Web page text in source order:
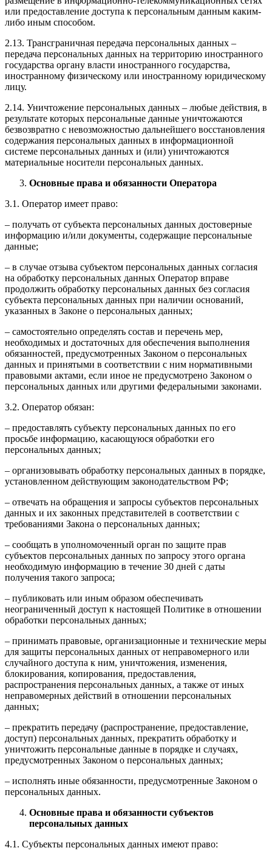
или предоставление доступа к персональным данным каким-
либо иным способом.
2.13. Трансграничная передача персональных данных –
передача персональных данных на территорию иностранного
государства органу власти иностранного государства,
иностранному физическому или иностранному юридическому
лицу.
2.14. Уничтожение персональных данных – любые действия, в
результате которых персональные данные уничтожаются
безвозвратно с невозможностью дальнейшего восстановления
содержания персональных данных в информационной
системе персональных данных и (или) уничтожаются
материальные носители персональных данных.
Основные права и обязанности Оператора
3.1. Оператор имеет право:
– получать от субъекта персональных данных достоверные
информацию и/или документы, содержащие персональные
данные;
– в случае отзыва субъектом персональных данных согласия
на обработку персональных данных Оператор вправе
продолжить обработку персональных данных без согласия
субъекта персональных данных при наличии оснований,
указанных в Законе о персональных данных;
– самостоятельно определять состав и перечень мер,
необходимых и достаточных для обеспечения выполнения
обязанностей, предусмотренных Законом о персональных
данных и принятыми в соответствии с ним нормативными
правовыми актами, если иное не предусмотрено Законом о
персональных данных или другими федеральными законами.
3.2. Оператор обязан:
– предоставлять субъекту персональных данных по его
просьбе информацию, касающуюся обработки его
персональных данных;
– организовывать обработку персональных данных в порядке,
установленном действующим законодательством РФ;
– отвечать на обращения и запросы субъектов персональных
данных и их законных представителей в соответствии с
требованиями Закона о персональных данных;
– сообщать в уполномоченный орган по защите прав
субъектов персональных данных по запросу этого органа
необходимую информацию в течение 30 дней с даты
получения такого запроса;
– публиковать или иным образом обеспечивать
неограниченный доступ к настоящей Политике в отношении
обработки персональных данных;
– принимать правовые, организационные и технические меры
для защиты персональных данных от неправомерного или
случайного доступа к ним, уничтожения, изменения,
блокирования, копирования, предоставления,
распространения персональных данных, а также от иных
неправомерных действий в отношении персональных
данных;
– прекратить передачу (распространение, предоставление,
доступ) персональных данных, прекратить обработку и
уничтожить персональные данные в порядке и случаях,
предусмотренных Законом о персональных данных;
– исполнять иные обязанности, предусмотренные Законом о
персональных данных.
Основные права и обязанности субъектов
персональных данных
4.1. Субъекты персональных данных имеют право: